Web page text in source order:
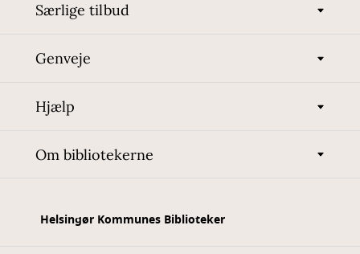
Særlige tilbud
Genveje
Hjælp
Om bibliotekerne
Helsingør Kommunes Biblioteker